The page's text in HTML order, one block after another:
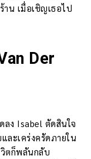
น เมื่อเชิญเธอไป
Der
ลง Isabel ตัดสินใจ
ะเคร่งครัดภายใน
ตก็พลันกลับ